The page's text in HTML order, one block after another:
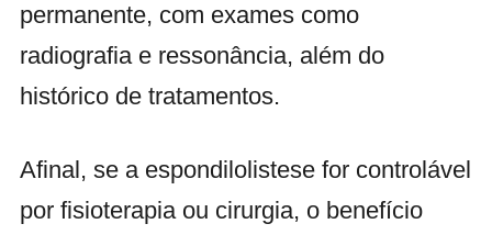
permanente, com exames como
radiografia e ressonância, além do
histórico de tratamentos.
Afinal, se a espondilolistese for controlável
por fisioterapia ou cirurgia, o benefício